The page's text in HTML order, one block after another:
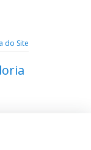
do Site